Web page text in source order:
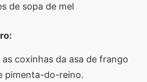
de sopa de mel
as coxinhas da asa de frango
pimenta-do-reino.